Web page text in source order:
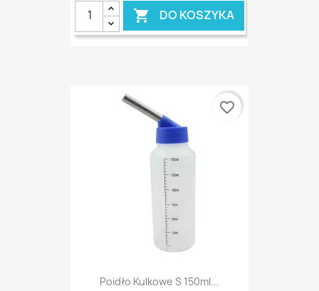
 DO KOSZYKA
Poidło Kulkowe S 150ml...
favorite_border